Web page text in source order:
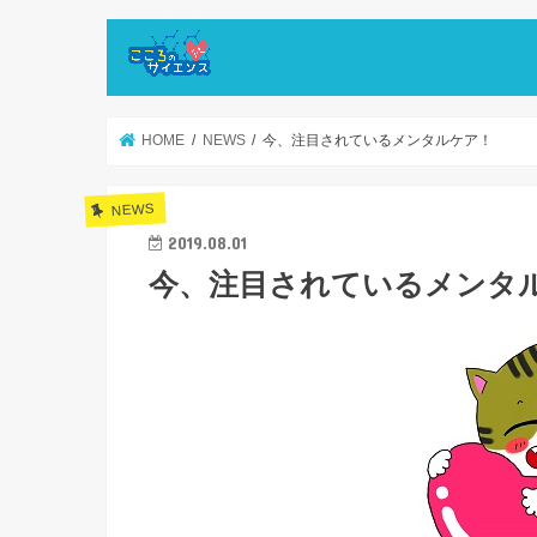
HOME NEWS 今、注目されているメンタルケア！
NEWS
2019.08.01
今、注目されているメンタ